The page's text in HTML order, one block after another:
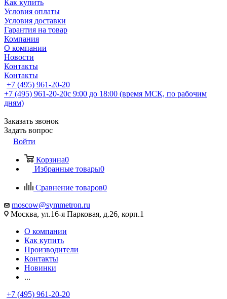
Как купить
Условия оплаты
Условия доставки
Гарантия на товар
Компания
О компании
Новости
Контакты
Контакты
+7 (495) 961-20-20
+7 (495) 961-20-20с 9:00 до 18:00 (время МСК, по рабочим
дням)
Заказать звонок
Задать вопрос
Войти
Корзина0
Избранные товары0
Сравнение товаров0
moscow@symmetron.ru
Москва, ул.16-я Парковая, д.26, корп.1
О компании
Как купить
Производители
Контакты
Новинки
...
+7 (495) 961-20-20